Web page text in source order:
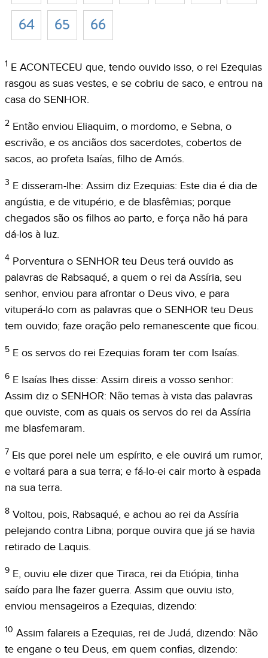
1 E ACONTECEU que, tendo ouvido isso, o rei Ezequias
rasgou as suas vestes, e se cobriu de saco, e entrou na
casa do SENHOR.
2 Então enviou Eliaquim, o mordomo, e Sebna, o
escrivão, e os anciãos dos sacerdotes, cobertos de
sacos, ao profeta Isaías, filho de Amós.
3 E disseram-lhe: Assim diz Ezequias: Este dia é dia de
angústia, e de vitupério, e de blasfêmias; porque
chegados são os filhos ao parto, e força não há para
dá-los à luz.
4 Porventura o SENHOR teu Deus terá ouvido as
palavras de Rabsaqué, a quem o rei da Assíria, seu
senhor, enviou para afrontar o Deus vivo, e para
vituperá-lo com as palavras que o SENHOR teu Deus
tem ouvido; faze oração pelo remanescente que ficou.
5 E os servos do rei Ezequias foram ter com Isaías.
6 E Isaías lhes disse: Assim direis a vosso senhor:
Assim diz o SENHOR: Não temas à vista das palavras
que ouviste, com as quais os servos do rei da Assíria
me blasfemaram.
7 Eis que porei nele um espírito, e ele ouvirá um rumor,
e voltará para a sua terra; e fá-lo-ei cair morto à espada
na sua terra.
8 Voltou, pois, Rabsaqué, e achou ao rei da Assíria
pelejando contra Libna; porque ouvira que já se havia
retirado de Laquis.
9 E, ouviu ele dizer que Tiraca, rei da Etiópia, tinha
saído para lhe fazer guerra. Assim que ouviu isto,
enviou mensageiros a Ezequias, dizendo:
10 Assim falareis a Ezequias, rei de Judá, dizendo: Não
te engane o teu Deus, em quem confias, dizendo:
64
65 66